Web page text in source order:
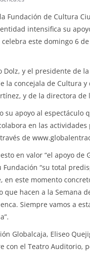
Fundación de Cultura
intensifica su
este domingo 6
Dolz, y el presidente de
la concejala de Cultura
y de la directora
su apoyo al
en las
de
en valor “el apoyo
Fundación “su total
este momento
que hacen a la Semana
Siempre vamos a
Globalcaja, Eliseo
con el Teatro Auditorio,